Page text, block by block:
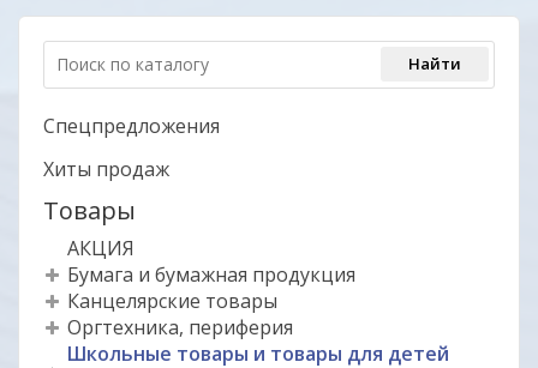
Спецпредложения
Хиты продаж
Товары
АКЦИЯ
Бумага и бумажная продукция
Канцелярские товары
Оргтехника, периферия
Школьные товары и товары для детей